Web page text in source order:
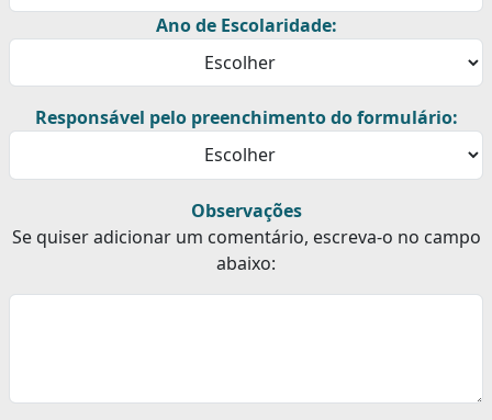
Ano de Escolaridade:
Responsável pelo preenchimento do formulário:
Observações
Se quiser adicionar um comentário, escreva-o no campo
abaixo: